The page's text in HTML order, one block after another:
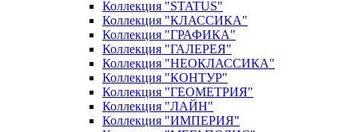
Коллекция "STATUS"
Коллекция "КЛАССИКА"
Коллекция "ГРАФИКА"
Коллекция "ГАЛЕРЕЯ"
Коллекция "НЕОКЛАССИКА"
Коллекция "КОНТУР"
Коллекция "ГЕОМЕТРИЯ"
Коллекция "ЛАЙН"
Коллекция "ИМПЕРИЯ"